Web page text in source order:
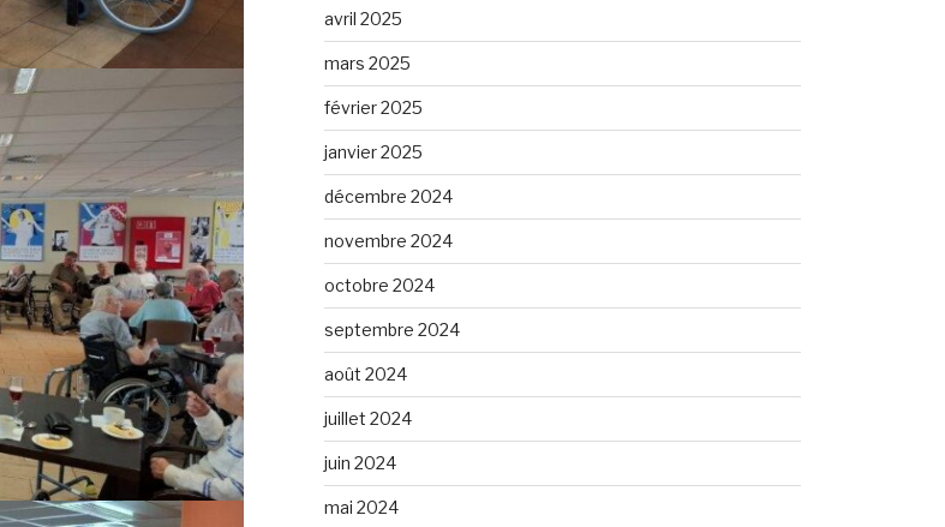
avril 2025
mars 2025
février 2025
janvier 2025
décembre 2024
novembre 2024
octobre 2024
septembre 2024
août 2024
juillet 2024
juin 2024
mai 2024